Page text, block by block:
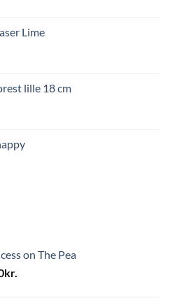
Lime
lille 18 cm
on The Pea
kr.